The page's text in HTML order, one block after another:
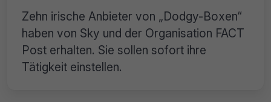
Zehn irische Anbieter von „Dodgy-Boxen“
haben von Sky und der Organisation FACT
Post erhalten. Sie sollen sofort ihre
Tätigkeit einstellen.